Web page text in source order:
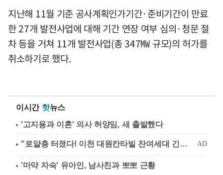
지난해 11월 기준 공사계획인가기간·준비기간이 만료
한 27개 발전사업에 대해 기간 연장 여부 심의·청문 절
차 등을 거쳐 11개 발전사업(총 347㎿ 규모)의 허가를
취소하기로 했다.
이시간 핫뉴스
'고지용과 이혼' 의사 허양임, 새 출발했다
'마약 자숙' 유아인, 남사친과 뽀뽀 근황